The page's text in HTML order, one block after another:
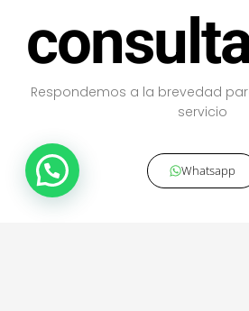
Respondemos a la brevedad
servicio
Whatsapp